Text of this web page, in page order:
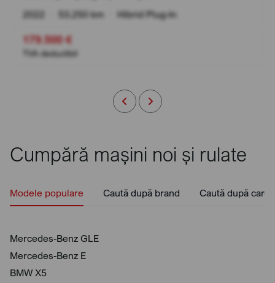
2022 53.250 km Hibrid Plug-In
179.500 €
TVA deductibil
Cumpără mașini noi și rulate
Modele populare Caută după brand Caută după
Mercedes-Benz GLE
Mercedes-Benz E
BMW X5